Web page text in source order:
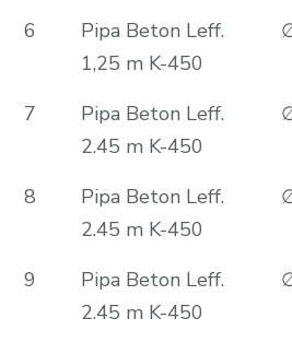
6
Pipa Beton Leff.
1,25 m K-450
7
Pipa Beton Leff.
2.45 m K-450
8
Pipa Beton Leff.
2.45 m K-450
9
Pipa Beton Leff.
2.45 m K-450